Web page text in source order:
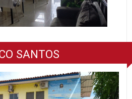
SANTOS